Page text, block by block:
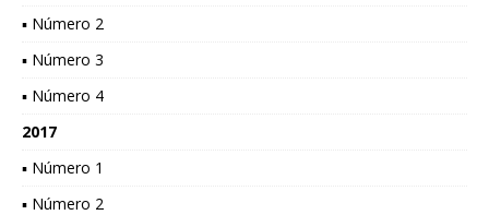
▪ Número 2
▪ Número 3
▪ Número 4
2017
▪ Número 1
▪ Número 2